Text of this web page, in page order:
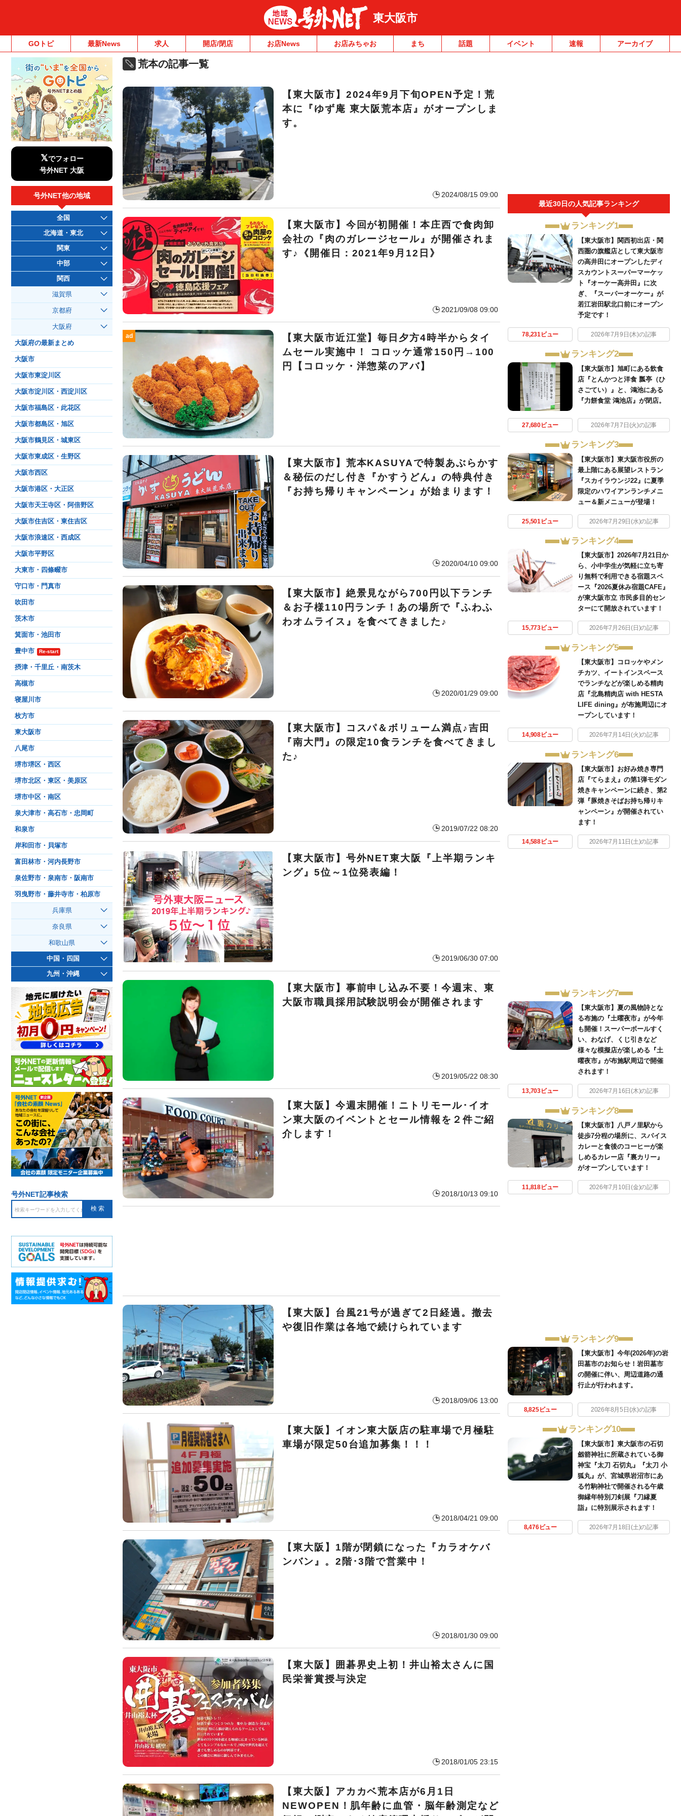
東大阪市
GOトピ 最新News 求人 開店/閉店 お店News お店みちゃお まち 話題 イベント 速報 アーカイブ
荒本の記事一覧
【東大阪市】2024年9月下旬OPEN予定！荒
本に『ゆず庵 東大阪荒本店』がオープンしま
す。
2024/08/15 09:00
【東大阪市】今回が初開催！本庄西で食肉卸
会社の『肉のガレージセール』が開催されま
す♪《開催日：2021年9月12日》
2021/09/08 09:00
ad
【東大阪市近江堂】毎日夕方4時半からタイ
ムセール実施中！ コロッケ通常150円→100
円【コロッケ・洋惣菜のアバ】
【東大阪市】荒本KASUYAで特製あぶらかす
＆秘伝のだし付き『かすうどん』の特典付き
『お持ち帰りキャンペーン』が始まります！
2020/04/10 09:00
【東大阪市】絶景見ながら700円以下ランチ
＆お子様110円ランチ！あの場所で『ふわふ
わオムライス』を食べてきました♪
2020/01/29 09:00
【東大阪市】コスパ＆ボリューム満点♪吉田
『南大門』の限定10食ランチを食べてきまし
た♪
2019/07/22 08:20
【東大阪市】号外NET東大阪『上半期ランキ
ング』5位～1位発表編！
2019/06/30 07:00
【東大阪市】事前申し込み不要！今週末、東
大阪市職員採用試験説明会が開催されます
2019/05/22 08:30
【東大阪】今週末開催！ニトリモール･イオ
ン東大阪のイベントとセール情報を２件ご紹
介します！
2018/10/13 09:10
【東大阪】台風21号が過ぎて2日経過。撤去
や復旧作業は各地で続けられています
2018/09/06 13:00
【東大阪】イオン東大阪店の駐車場で月極駐
車場が限定50台追加募集！！！
2018/04/21 09:00
【東大阪】1階が閉鎖になった『カラオケバ
ンバン』。2階･3階で営業中！
2018/01/30 09:00
【東大阪】囲碁界史上初！井山裕太さんに国
民栄誉賞授与決定
2018/01/05 23:15
【東大阪】アカカベ荒本店が6月1日
NEWOPEN！肌年齢に血管・脳年齢測定など
最近30日の人気記事ランキング
ランキング1
【東大阪市】関西初出店・関
西圏の旗艦店として東大阪市
の高井田にオープンしたディ
スカウントスーパーマーケッ
ト『オーケー高井田』に次
ぎ、『スーパーオーケー』が
若江岩田駅北口前にオープン
予定です！
78,231ビュー 2026年7月9日(木)の記事
ランキング2
【東大阪市】旭町にある飲食
店『とんかつと洋食 瓢亭（ひ
さごてい）』と、鴻池にある
『力餅食堂 鴻池店』が閉店。
27,680ビュー 2026年7月7日(火)の記事
ランキング3
【東大阪市】東大阪市役所の
最上階にある展望レストラン
『スカイラウンジ22』に夏季
限定のハワイアンランチメニ
ュー＆新メニューが登場！
25,501ビュー 2026年7月29日(水)の記事
ランキング4
【東大阪市】2026年7月21日か
ら、小中学生が気軽に立ち寄
り無料で利用できる宿題スペ
ース『2026夏休み宿題CAFE』
が東大阪市立 市民多目的セン
ターにて開放されています！
15,773ビュー 2026年7月26日(日)の記事
ランキング5
【東大阪市】コロッケやメン
チカツ、イートインスペース
でランチなどが楽しめる精肉
店『北島精肉店 with HESTA
LIFE dining』が布施周辺にオ
ープンしています！
14,908ビュー 2026年7月14日(火)の記事
ランキング6
【東大阪市】お好み焼き専門
店『てらまえ』の第1弾モダン
焼きキャンペーンに続き、第2
弾『豚焼きそばお持ち帰りキ
ャンペーン』が開催されてい
ます！
14,588ビュー 2026年7月11日(土)の記事
ランキング7
【東大阪市】夏の風物詩とな
る布施の『土曜夜市』が今年
も開催！スーパーボールすく
い、わなげ、くじ引きなど
様々な模擬店が楽しめる『土
曜夜市』が布施駅周辺で開催
されます！
13,703ビュー 2026年7月16日(木)の記事
ランキング8
【東大阪市】八戸ノ里駅から
徒歩7分程の場所に、スパイス
カレーと食後のコーヒーが楽
しめるカレー店『裏カリー』
がオープンしています！
11,818ビュー 2026年7月10日(金)の記事
ランキング9
【東大阪市】今年(2026年)の岩
田墓市のお知らせ！岩田墓市
の開催に伴い、周辺道路の通
行止が行われます。
8,825ビュー 2026年8月5日(水)の記事
ランキング10
【東大阪市】東大阪市の石切
劔箭神社に所蔵されている御
神宝『太刀 石切丸』『太刀 小
狐丸』が、宮城県岩沼市にあ
る竹駒神社で開催される午歳
御縁年特別刀剣展『刀縁夏
詣』に特別展示されます！
8,476ビュー 2026年7月18日(土)の記事
𝕏でフォロー
号外NET 大阪
号外NET他の地域
全国
北海道・東北
関東
中部
関西
滋賀県
京都府
大阪府
大阪府の最新まとめ
大阪市
大阪市東淀川区
大阪市淀川区・西淀川区
大阪市福島区・此花区
大阪市都島区・旭区
大阪市鶴見区・城東区
大阪市東成区・生野区
大阪市西区
大阪市港区・大正区
大阪市天王寺区・阿倍野区
大阪市住吉区・東住吉区
大阪市浪速区・西成区
大阪市平野区
大東市・四條畷市
守口市・門真市
吹田市
茨木市
箕面市・池田市
豊中市 Re-start
摂津・千里丘・南茨木
高槻市
寝屋川市
枚方市
東大阪市
八尾市
堺市堺区・西区
堺市北区・東区・美原区
堺市中区・南区
泉大津市・高石市・忠岡町
和泉市
岸和田市・貝塚市
富田林市・河内長野市
泉佐野市・泉南市・阪南市
羽曳野市・藤井寺市・柏原市
兵庫県
奈良県
和歌山県
中国・四国
九州・沖縄
号外NET記事検索